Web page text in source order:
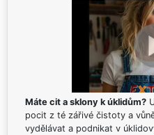
Máte cit a sklony k úklidům?
pocit z té zářivé čistoty a
vydělávat a podnikat v